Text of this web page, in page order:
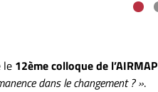
le 12ème colloque de l’AIRMAP
dans le changement ? ».